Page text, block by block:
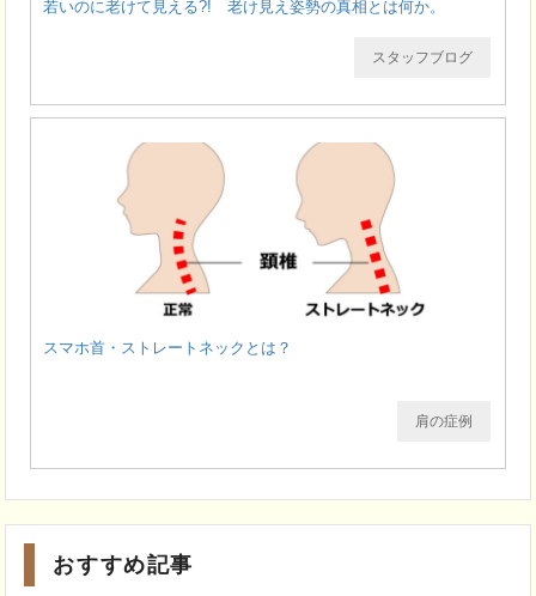
若いのに老けて見える?! 老け見え姿勢の真相とは何か。
スタッフブログ
スマホ首・ストレートネックとは？
肩の症例
おすすめ記事